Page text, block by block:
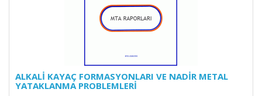
ALKALİ KAYAÇ FORMASYONLARI VE NADİR METAL
YATAKLANMA PROBLEMLERİ